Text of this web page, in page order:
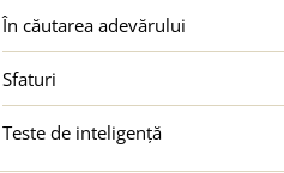
În căutarea adevărului
Sfaturi
Teste de inteligență